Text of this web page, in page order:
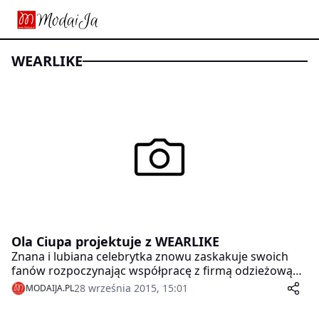
WEARLIKE
Ola Ciupa projektuje z WEARLIKE
Znana i lubiana celebrytka znowu zaskakuje swoich
fanów rozpoczynając współpracę z firmą odzieżową
Wearlike i tworząc własną markę. Wear Like Ola Ciupa
to nazwa autorskiej kolekcji celebrytki, w której nie
MODAIJA.PL28 września 2015, 15:01